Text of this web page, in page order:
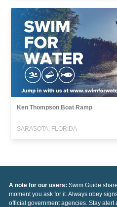
Ken Thompson Boat Ramp
SARASOTA, FLORIDA
A note for our users: Swim Guide
moment you ask for it. Always obey
official government agencies. Stay alert